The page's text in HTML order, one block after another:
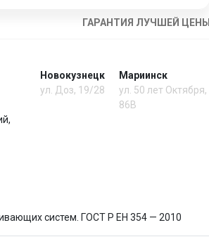
ГАРАНТИЯ ЛУЧШЕЙ ЦЕНЫ
Новокузнецк
ул. Доз, 19/28
Мариинск
ул. 50 лет Октября,
86В
систем. ГОСТ Р ЕН 354 — 2010